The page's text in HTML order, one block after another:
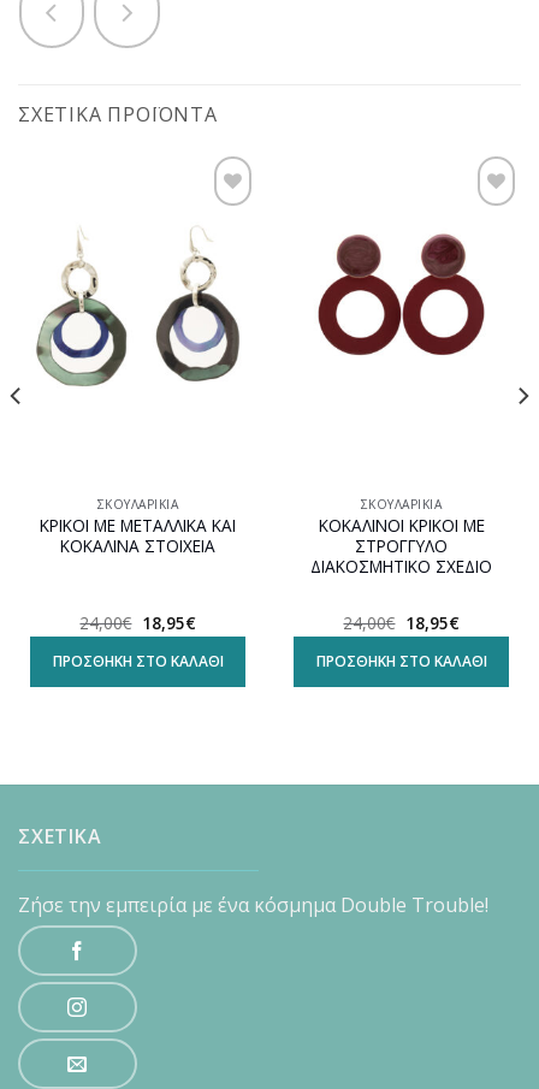
ΣΧΕΤΙΚΆ ΠΡΟΪΌΝΤΑ
Προσθήκη
στη
wishlist
ΣΚΟΥΛΑΡΊΚΙΑ
ΚΡΙΚΟΙ ΜΕ ΜΕΤΑΛΛΙΚΑ ΚΑΙ
ΚΟΚΑΛΙΝΑ ΣΤΟΙΧΕΙΑ
24,00€ Original
price
was:
24,00€.
18,95€Η
τρέχουσα
τιμή
είναι:
18,95€.
ΠΡΟΣΘΉΚΗ ΣΤΟ ΚΑΛΆΘΙ
Προσθήκη
στη
wishlist
ΣΚΟΥΛΑΡΊΚΙΑ
ΚΟΚΑΛΙΝΟΙ ΚΡΙΚΟΙ ΜΕ
ΣΤΡΟΓΓΥΛΟ
ΔΙΑΚΟΣΜΗΤΙΚΟ ΣΧΕΔΙΟ
24,00€ Original
price
was:
24,00€.
18,95€Η
τρέχουσα
τιμή
είναι:
18,95€.
ΠΡΟΣΘΉΚΗ ΣΤΟ ΚΑΛΆΘΙ
ΣΧΕΤΙΚΑ
Ζήσε την εμπειρία με ένα κόσμημα Double Trouble!